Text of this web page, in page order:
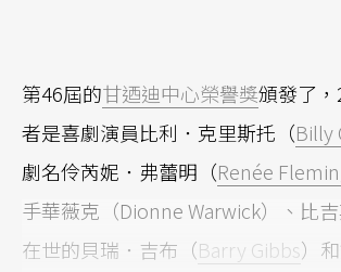
第46屆的甘迺迪中心榮譽獎頒發了
者是喜劇演員比利．克里斯托（Billy
劇名伶芮妮．弗蕾明（Renée
手華薇克（Dionne Warwick）、比
在世的貝瑞．吉布（Barry Gibbs）